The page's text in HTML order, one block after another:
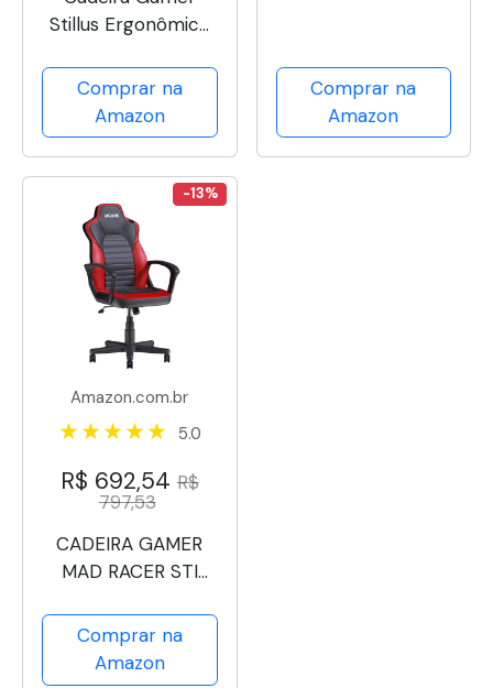
Stillus Ergonômica
Pés - Rosa
Comprar na
Amazon
Comprar na
Amazon
-13%
Amazon.com.br
5.0
R$ 692,54R$
797,53
CADEIRA GAMER
MAD RACER STI
VERMELHA –
MRSTIR10VL –
PCYES
Comprar na
Amazon